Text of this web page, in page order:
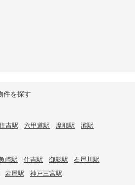
件を探す
吉駅 六甲道駅 摩耶駅 灘駅
崎駅 住吉駅 御影駅
石屋川駅
岩屋駅 神戸三宮駅